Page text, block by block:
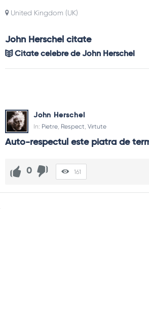
United Kingdom (UK)
John Herschel citate
Citate celebre de John Herschel
John Herschel
In: Pietre, Respect, Virtute
Auto-respectul este piatra de
0 161